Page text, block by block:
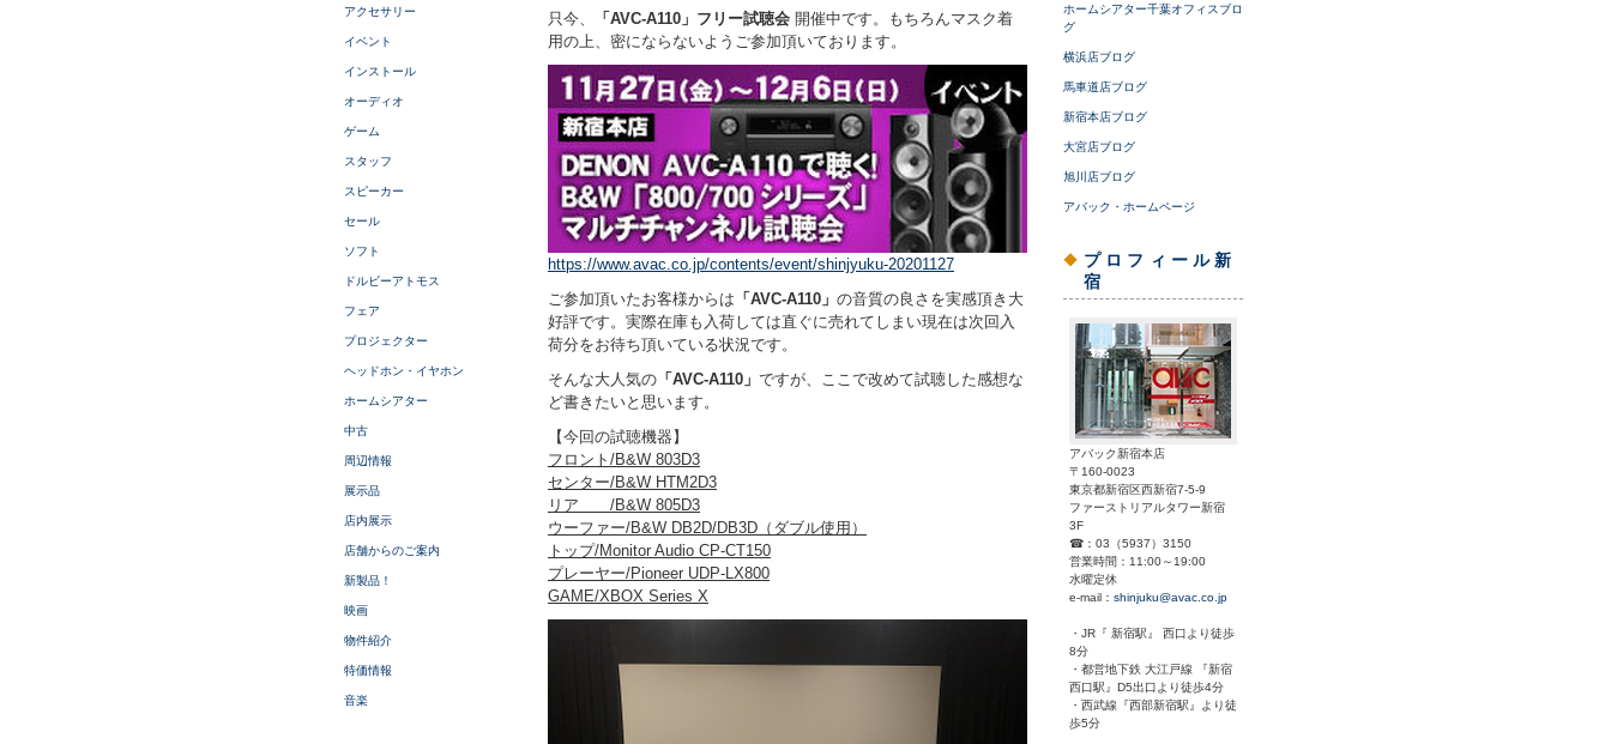
アクセサリー
イベント
インストール
オーディオ
ゲーム
スタッフ
スピーカー
セール
ソフト
ドルビーアトモス
フェア
プロジェクター
ヘッドホン・イヤホン
ホームシアター
中古
周辺情報
展示品
店内展示
店舗からのご案内
新製品！
映画
物件紹介
特価情報
音楽
只今、 「AVC-A110」フリー試聴会 開催中です。もちろんマスク着
用の上、密にならないようご参加頂いております。
https://www.avac.co.jp/contents/event/shinjyuku-20201127
ご参加頂いたお客様からは 「AVC-A110」 の音質の良さを実感頂き大
好評です。実際在庫も入荷しては直ぐに売れてしまい現在は次回入
荷分をお待ち頂いている状況です。
そんな大人気の 「AVC-A110」 ですが、ここで改めて試聴した感想な
ど書きたいと思います。
【今回の試聴機器】
フロント/B&W 803D3
センター/B&W HTM2D3
リア /B&W 805D3
ウーファー/B&W DB2D/DB3D（ダブル使用）
トップ/Monitor Audio CP-CT150
プレーヤー/Pioneer UDP-LX800
GAME/XBOX Series X
ホームシアター千葉オフィスブロ
グ
横浜店ブログ
馬車道店ブログ
新宿本店ブログ
大宮店ブログ
旭川店ブログ
アバック・ホームページ
プロフィール新
宿
アバック新宿本店
〒160-0023
東京都新宿区西新宿7-5-9
ファーストリアルタワー新宿
3F
☎：03（5937）3150
営業時間：11:00～19:00
水曜定休
e-mail： shinjuku@avac.co.jp
・JR『 新宿駅』 西口より徒歩
8分
・都営地下鉄 大江戸線 『新宿
西口駅』D5出口より徒歩4分
・西武線『西部新宿駅』より徒
歩5分